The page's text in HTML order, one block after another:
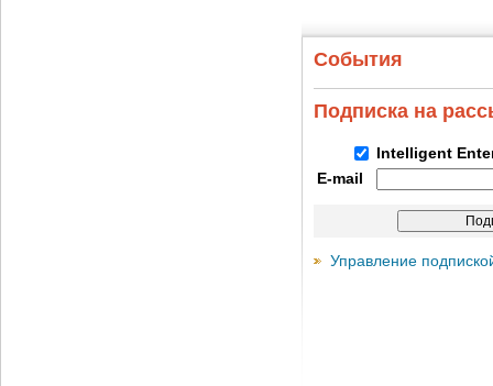
События
Подписка на
Intelligent
E-mail
Управление